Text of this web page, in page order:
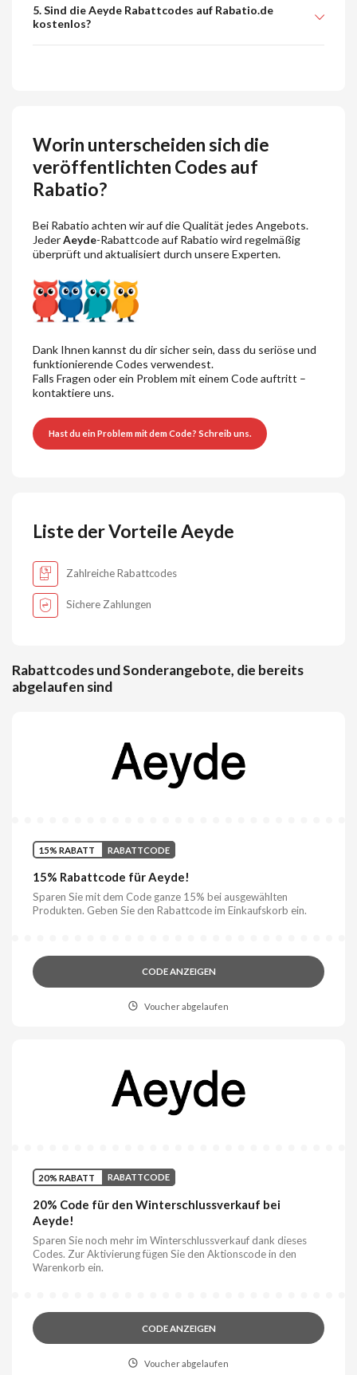
5. Sind die Aeyde Rabattcodes auf Rabatio.de
kostenlos?
Worin unterscheiden sich die
veröffentlichten Codes auf
Rabatio?
Bei Rabatio achten wir auf die Qualität jedes Angebots.
JederAeyde-Rabattcode auf Rabatio wird regelmäßig
überprüft und aktualisiert durch unsere Experten.
Dank Ihnen kannst du dir sicher sein, dass du seriöse und
funktionierende Codes verwendest.
Falls Fragen oder ein Problem mit einem Code auftritt –
kontaktiere uns.
Hast du ein Problem mit dem Code? Schreib uns.
Liste der Vorteile Aeyde
Zahlreiche Rabattcodes
Sichere Zahlungen
Rabattcodes und Sonderangebote, die bereits
abgelaufen sind
15% RABATT RABATTCODE
15% Rabattcode für Aeyde!
Sparen Sie mit dem Code ganze 15% bei ausgewählten
Produkten. Geben Sie den Rabattcode im Einkaufskorb ein.
CODE ANZEIGEN
Voucher abgelaufen
20% RABATT RABATTCODE
20% Code für den Winterschlussverkauf bei
Aeyde!
Sparen Sie noch mehr im Winterschlussverkauf dank dieses
Codes. Zur Aktivierung fügen Sie den Aktionscode in den
Warenkorb ein.
CODE ANZEIGEN
Voucher abgelaufen